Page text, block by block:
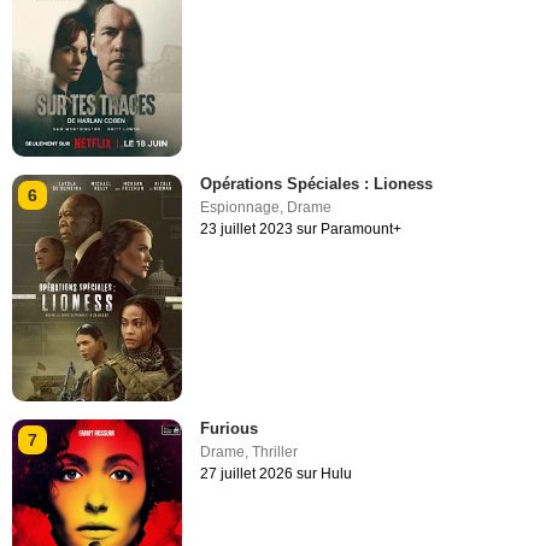
6
Opérations Spéciales : Lioness
Espionnage Drame
23 juillet 2023 sur Paramount+
7
Furious
Drame,Thriller
27 juillet 2026 sur Hulu